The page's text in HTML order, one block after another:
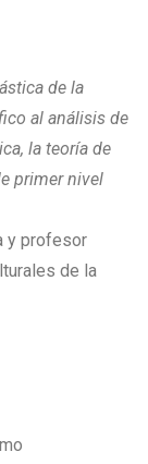
de la
al análisis de
la teoría de
primer nivel
y profesor
de la